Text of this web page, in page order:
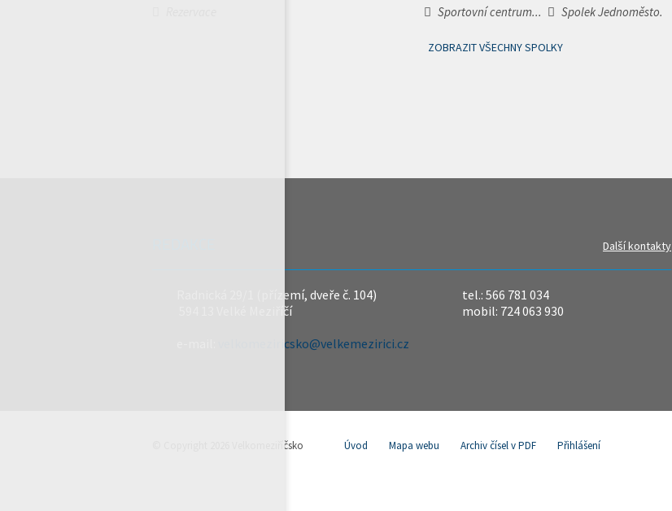
Sportovní centrum...
Spolek Jednoměsto.
ZOBRAZIT VŠECHNY SPOLKY
Další kontakty
Radnická 29/1 (přízemí, dveře č. 104)
594 13 Velké Meziříčí
velkomeziricsko@velkemezirici.cz
tel.: 566 781 034
mobil: 724 063 930
© Copyright 2026 Velkomeziříčsko Úvod Mapa webu Archiv čísel v PDF Přihlášení